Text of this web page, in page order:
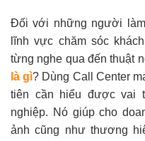
Đối với những người
lĩnh vực chăm sóc
từng nghe qua đến thuật
là gì? Dùng Call Center
tiên cần hiểu được vai
nghiệp. Nó giúp cho
ảnh cũng như thương